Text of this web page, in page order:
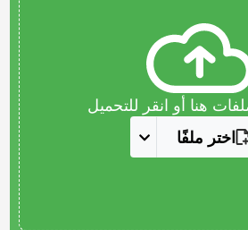
هنا أو انقر للتحميل
اختر ملفًا